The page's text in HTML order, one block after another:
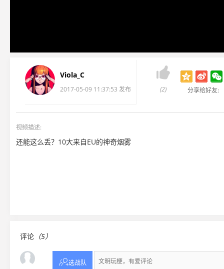
Viola_C
2017-05-09 11:37:53 发布

(2) 分享给好友:
视频描述:
还能这么丢？10大来自EU的神奇烟雾
评论 （5）
选战队